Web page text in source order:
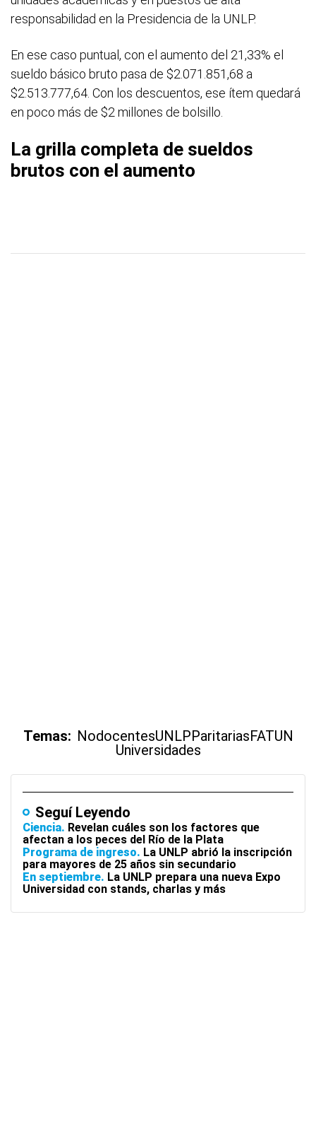
responsabilidad en la Presidencia de la UNLP.
En ese caso puntual, con el aumento del 21,33% el
sueldo básico bruto pasa de $2.071.851,68 a
$2.513.777,64. Con los descuentos, ese ítem quedará
en poco más de $2 millones de bolsillo.
La grilla completa de sueldos
brutos con el aumento
Temas: NodocentesUNLPParitariasFATUN
Universidades
Seguí Leyendo
Ciencia Revelan cuáles son los factores que
afectan a los peces del Río de la Plata
Programa de ingreso La UNLP abrió la inscripción
para mayores de 25 años sin secundario
En septiembre La UNLP prepara una nueva Expo
Universidad con stands, charlas y más